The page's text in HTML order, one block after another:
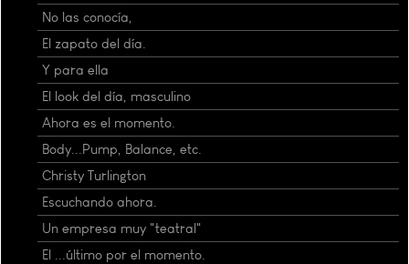
No las conocía,
El zapato del día.
Y para ella
El look del día, masculino
Ahora es el momento.
Body...Pump, Balance, etc.
Christy Turlington
Escuchando ahora.
Un empresa muy "teatral"
El ...último por el momento.